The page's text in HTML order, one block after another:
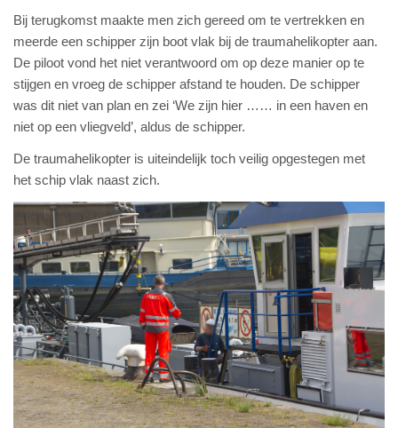
Bij terugkomst maakte men zich gereed om te vertrekken en
meerde een schipper zijn boot vlak bij de traumahelikopter aan.
De piloot vond het niet verantwoord om op deze manier op te
stijgen en vroeg de schipper afstand te houden. De schipper
was dit niet van plan en zei ‘We zijn hier …… in een haven en
niet op een vliegveld’, aldus de schipper.
De traumahelikopter is uiteindelijk toch veilig opgestegen met
het schip vlak naast zich.